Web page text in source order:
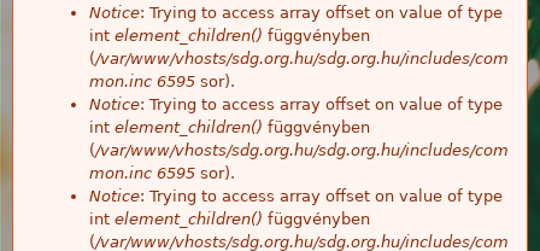
Notice: Trying to access array offset on value of type
int element_children() függvényben
(/var/www/vhosts/sdg.org.hu/sdg.org.hu/includes/com
mon.inc 6595 sor).
Notice: Trying to access array offset on value of type
int element_children() függvényben
(/var/www/vhosts/sdg.org.hu/sdg.org.hu/includes/com
mon.inc 6595 sor).
Notice: Trying to access array offset on value of type
int element_children() függvényben
(/var/www/vhosts/sdg.org.hu/sdg.org.hu/includes/com